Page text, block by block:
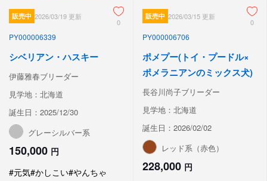
販売中 2026/03/19 更新
0
PY000006339
シベリアン・ハスキー
伊藤雅春ブリーダー
見学地：北海道
誕生日：2025/12/30
グレーシルバー系
150,000 円
#元気#かしこい#やんちゃ
販売中 2026/03/15 更新
0
PY000006706
ポメプー(トイ・プードル×
ポメラニアンのミックス犬)
長谷川尚子ブリーダー
見学地：北海道
誕生日：2026/02/02
レッド系（赤色）
228,000 円